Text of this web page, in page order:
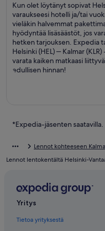
Kun olet löytänyt sopivat
varaukseesi hotelli ja/tai
vieläkin halvemmat
hyödyntää lisäsäästöt, jos
hetken tarjouksen. Expedia
Helsinki (HEL) ‒ Kalmar
varata kaiken matkaasi
edullisen hinnan!
*Expedia-jäsenten saatavilla.
Lennot kohteeseen
Lennot lentokentältä Helsinki-
Yritys
Tietoa yrityksestä